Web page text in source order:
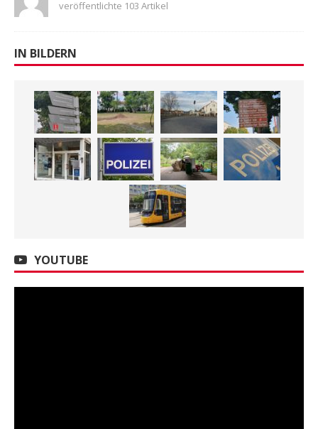
veröffentlichte 103 Artikel
IN BILDERN
YOUTUBE